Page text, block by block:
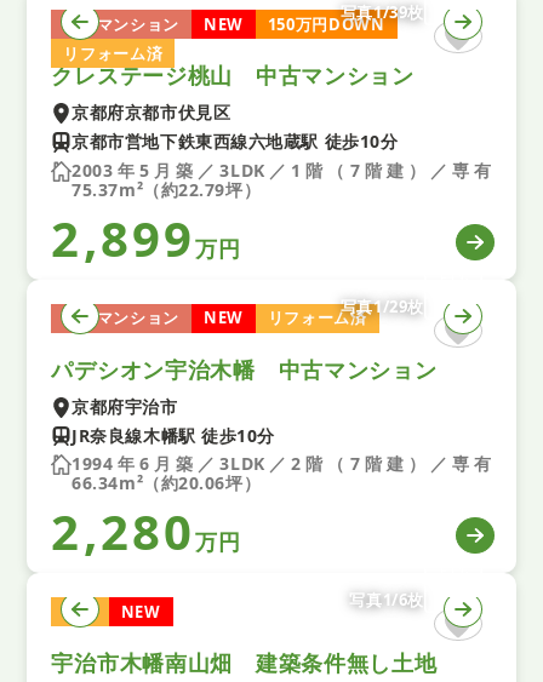
中古マンション NEW
150万円DOWN
リフォーム済
写真1/39枚
クレステージ桃山 中古マンション
京都府京都市伏見区
京都市営地下鉄東西線六地蔵駅 徒歩10分
2003年5月築／3LDK／1階（7階建）／専有
75.37m²（約22.79坪）
2,899万円
中古マンション NEW リフォーム済
写真1/29枚
パデシオン宇治木幡 中古マンション
京都府宇治市
JR奈良線木幡駅 徒歩10分
1994年6月築／3LDK／2階（7階建）／専有
66.34m²（約20.06坪）
2,280万円
土地 NEW
写真1/6枚
宇治市木幡南山畑 建築条件無し土地